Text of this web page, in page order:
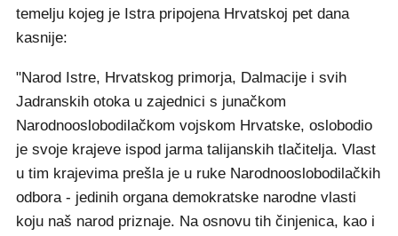
temelju kojeg je Istra pripojena Hrvatskoj pet dana
kasnije:
"Narod Istre, Hrvatskog primorja, Dalmacije i svih
Jadranskih otoka u zajednici s junačkom
Narodnooslobodilačkom vojskom Hrvatske, oslobodio
je svoje krajeve ispod jarma talijanskih tlačitelja. Vlast
u tim krajevima prešla je u ruke Narodnooslobodilačkih
odbora - jedinih organa demokratske narodne vlasti
koju naš narod priznaje. Na osnovu tih činjenica, kao i